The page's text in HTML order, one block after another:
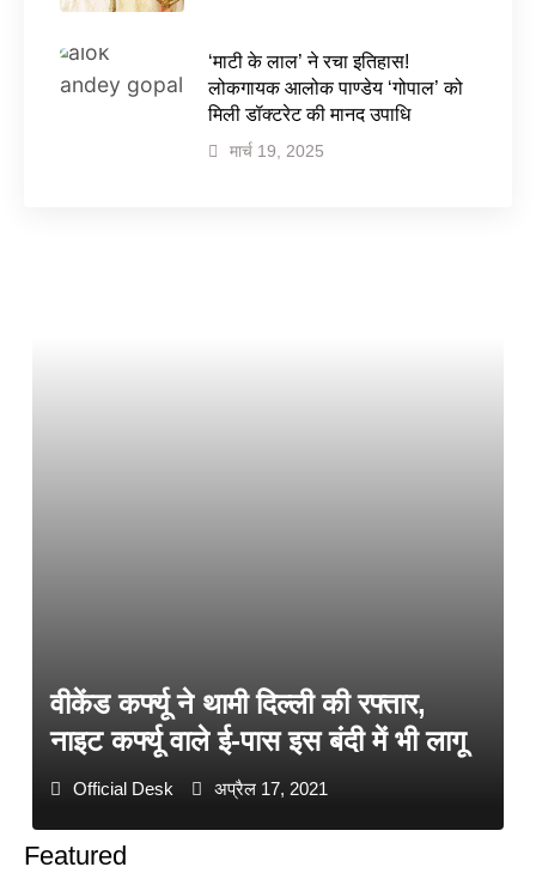
‘माटी के लाल’ ने रचा इतिहास!
लोकगायक आलोक पाण्डेय ‘गोपाल’ को
मिली डॉक्टरेट की मानद उपाधि
मार्च 19, 2025
Featured
वीकेंड कर्फ्यू ने थामी दिल्ली की रफ्तार,
नाइट कर्फ्यू वाले ई-पास इस बंदी में भी लागू
Official Desk अप्रैल 17, 2021